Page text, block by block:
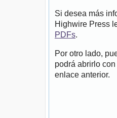
Si desea más
Highwire Press
PDFs.
Por otro lado,
podrá abrirlo
enlace anterior.